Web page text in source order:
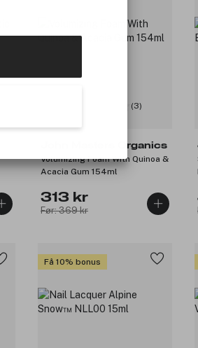
(3)
John Masters Organics
Volumizing Foam With Quinoa &
Acacia Gum 154ml
313 kr
Før: 369 kr
Få 10% bonus